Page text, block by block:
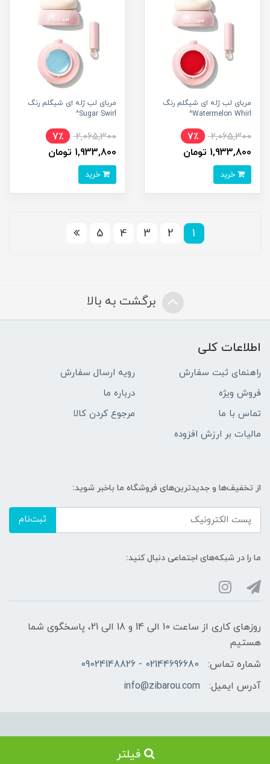
مربای لب ژله ای شیگلم رنگ
Watermelon Whirl^
2,065,300
7٪
1,933,800 تومان
مربای لب ژله ای شیگلم رنگ
Sugar Swirl^
2,065,300
7٪
1,933,800 تومان
1
2
3
4
5
فیلتر
برگشت به بالا
اطلاعات کلی
راهنمای ثبت سفارش
رویه ارسال سفارش
فروش ویژه
درباره ما
تماس با ما
مرجوع کردن کالا
مالیات بر ارزش افزوده
از تخفیف‌ها و جدیدترین‌های فروشگاه ما باخبر شوید:
ثبت‌نام
ما را در شبکه‌های اجتماعی دنبال کنید:
روزهای کاری از ساعت 10 الی 14 و 18 الی 21، پاسخگوی شما
هستیم
شماره تماس:
02144696680 - 09024148826
آدرس ایمیل:
info@zibarou.com
بلامانع است. کلیه حقوق این سایت متعلق به فروشگاه زیبارو می‌باشد.